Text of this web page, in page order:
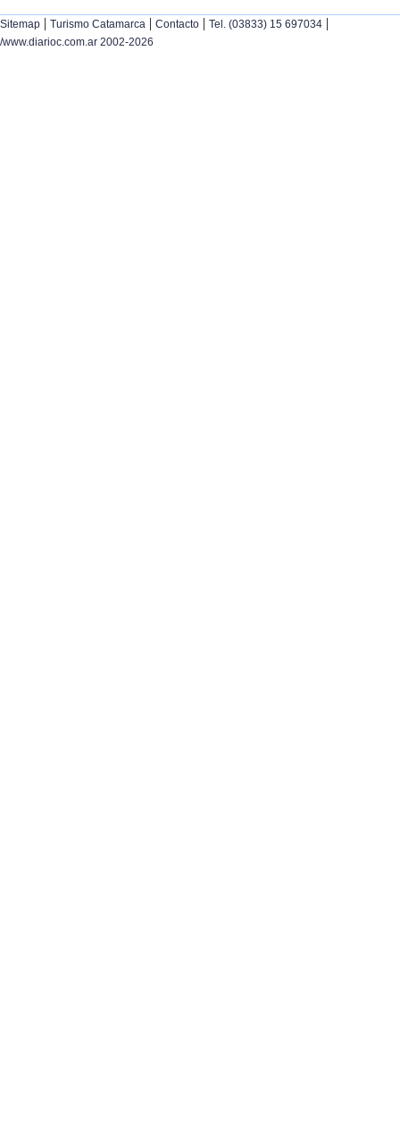
Sitemap | Turismo Catamarca | Contacto | Tel. (03833) 15 697034 |
/www.diarioc.com.ar 2002-2026